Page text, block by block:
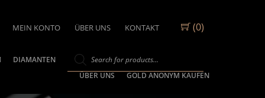
(0)
MEIN KONTO ÜBER UNS KONTAKT
DIAMANTEN
ÜBER UNS
GOLD ANONYM KAUFEN